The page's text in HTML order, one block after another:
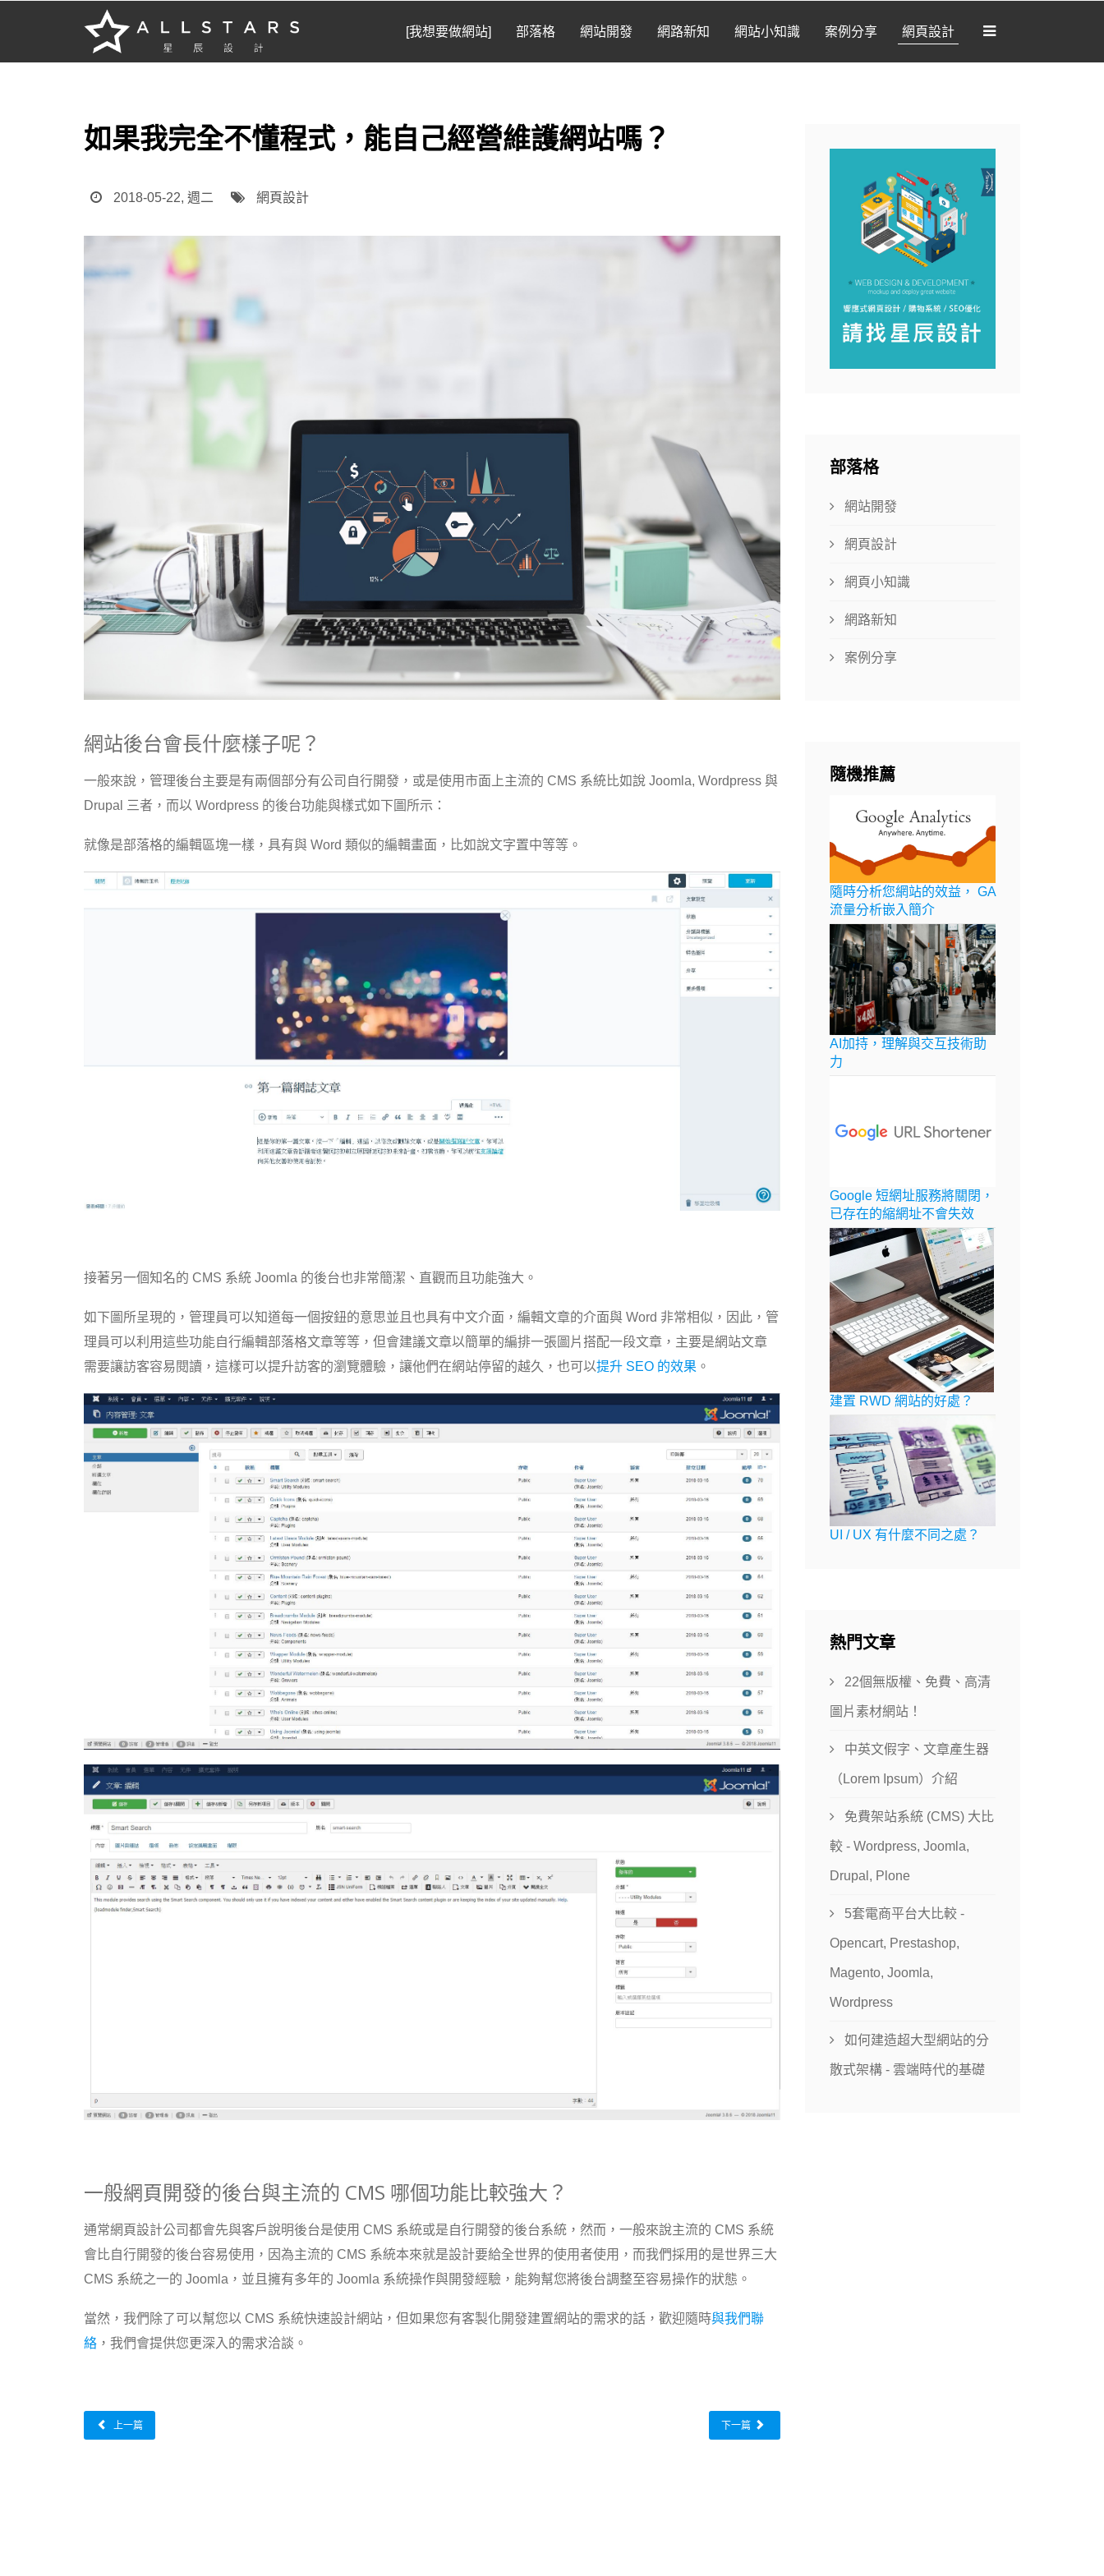
[我想要做網站] 部落格 網站開發 網路新知 網站小知識 案例分享 網頁設計
如果我完全不懂程式，能自己經營維護網站嗎？
2018-05-22, 週二 網頁設計
網站後台會長什麼樣子呢？
一般來說，管理後台主要是有兩個部分有公司自行開發，或是使用市面上主流的 CMS 系統比如說 Joomla, Wordpress 與
Drupal 三者，而以 Wordpress 的後台功能與樣式如下圖所示：
就像是部落格的編輯區塊一樣，具有與 Word 類似的編輯畫面，比如說文字置中等等。
接著另一個知名的 CMS 系統 Joomla 的後台也非常簡潔、直觀而且功能強大。
如下圖所呈現的，管理員可以知道每一個按鈕的意思並且也具有中文介面，編輯文章的介面與 Word 非常相似，因此，管
理員可以利用這些功能自行編輯部落格文章等等，但會建議文章以簡單的編排一張圖片搭配一段文章，主要是網站文章
需要讓訪客容易閱讀，這樣可以提升訪客的瀏覽體驗，讓他們在網站停留的越久，也可以提升 SEO 的效果 。
一般網頁開發的後台與主流的 CMS 哪個功能比較強大？
通常網頁設計公司都會先與客戶說明後台是使用 CMS 系統或是自行開發的後台系統，然而，一般來說主流的 CMS 系統
會比自行開發的後台容易使用，因為主流的 CMS 系統本來就是設計要給全世界的使用者使用，而我們採用的是世界三大
CMS 系統之一的 Joomla，並且擁有多年的 Joomla 系統操作與開發經驗，能夠幫您將後台調整至容易操作的狀態。
當然，我們除了可以幫您以 CMS 系統快速設計網站，但如果您有客製化開發建置網站的需求的話，歡迎隨時與我們聯
絡 ，我們會提供您更深入的需求洽談 。
上一篇 下一篇
部落格
網站開發
網頁設計
網頁小知識
網路新知
案例分享
隨機推薦
隨時分析您網站的效益， GA
流量分析嵌入簡介
AI加持，理解與交互技術助
力
Google 短網址服務將關閉，
已存在的縮網址不會失效
建置 RWD 網站的好處？
UI / UX 有什麼不同之處？
熱門文章
22個無版權、免費、高清
圖片素材網站！
中英文假字、文章產生器
（Lorem Ipsum）介紹
免費架站系統 (CMS) 大比
較 - Wordpress, Joomla,
Drupal, Plone
5套電商平台大比較 -
Opencart, Prestashop,
Magento, Joomla,
Wordpress
如何建造超大型網站的分
散式架構 - 雲端時代的基礎
網站小知識
案例分享